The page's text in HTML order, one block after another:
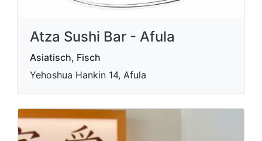
Atza Sushi Bar - Afula
Asiatisch, Fisch
Yehoshua Hankin 14, Afula